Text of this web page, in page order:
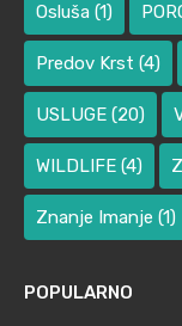
Osluša (1)
Predov Krst (4)
USLUGE (20)
WILDLIFE (4)
Znanje Imanje (1)
POPULARNO